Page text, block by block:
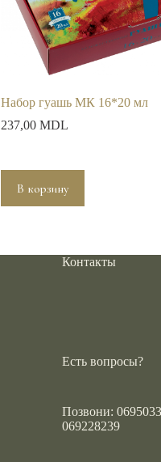
Набор гуашь МК 16*20 мл
237,00 MDL
В корзину
Контакты
Есть вопросы?
Позвони:
069228239